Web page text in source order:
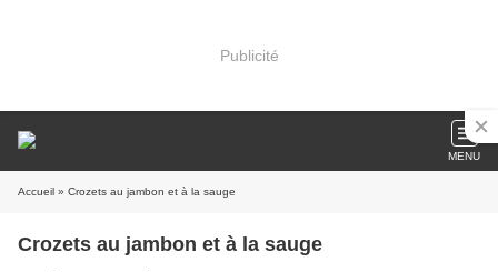
Publicité
MENU
Accueil » Crozets au jambon et à la sauge
Crozets au jambon et à la sauge